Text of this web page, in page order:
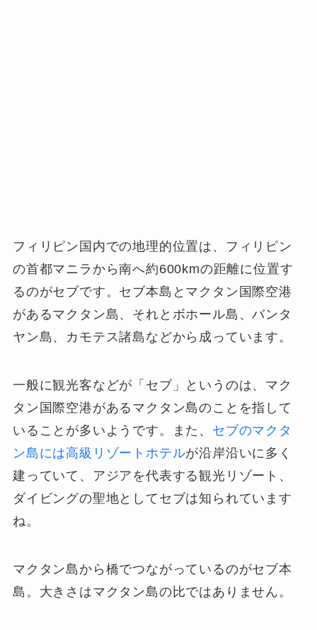
フィリピン国内での地理的位置は、フィリピン
の首都マニラから南へ約600kmの距離に位置す
るのがセブです。セブ本島とマクタン国際空港
があるマクタン島、それとボホール島、バンタ
ヤン島、カモテス諸島などから成っています。
一般に観光客などが「セブ」というのは、マク
タン国際空港があるマクタン島のことを指して
いることが多い ようです。また、 セブのマクタ
ン島には高級リゾートホテルが沿岸沿いに多く
建っていて、アジアを代表する観光リゾート、
ダイビングの聖地としてセブは知られています
ね。
マクタン島から橋でつながっているのがセブ本
島。大きさはマクタン島の比ではありません。